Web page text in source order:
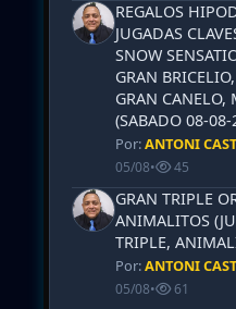
REGALOS
JUGADAS
SNOW
GRAN
GRAN CANELO,
(SABADO 08-
Por:ANTONI
05/08• 45
GRAN TRIPLE
ANIMALITOS
TRIPLE,
Por:ANTONI
05/08• 61